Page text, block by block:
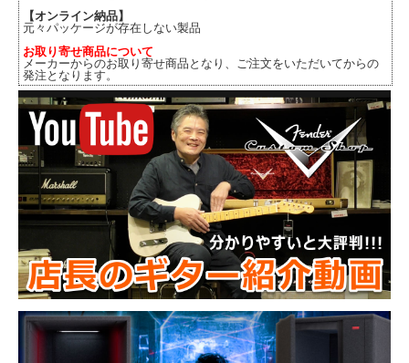
【オンライン納品】
元々パッケージが存在しない製品
お取り寄せ商品について
メーカーからのお取り寄せ商品となり、ご注文をいただいてからの
発注となります。